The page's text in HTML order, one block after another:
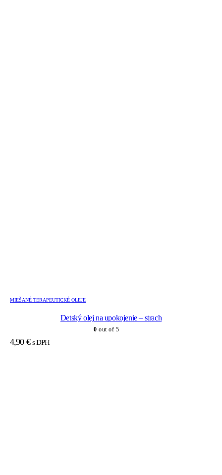
MIEŠANÉ TERAPEUTICKÉ OLEJE
Detský olej na upokojenie – strach
0 out of 5
4,90 € s DPH